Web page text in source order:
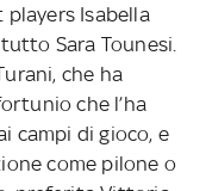
Isabella
Sara Tounesi.
che ha
che l’ha
campi di gioco, e
come pilone o